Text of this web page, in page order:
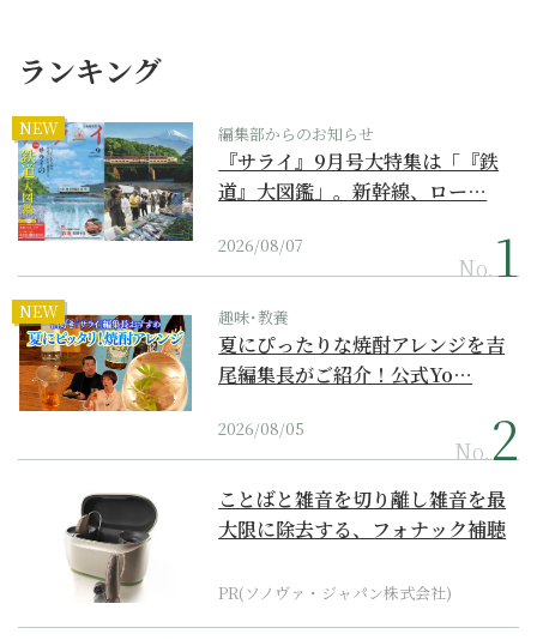
ランキング
NEW 編集部からのお知らせ
『サライ』9月号大特集は「『鉄
道』大図鑑」。新幹線、ロー…
2026/08/07
No.
NEW 趣味･教養
夏にぴったりな焼酎アレンジを吉
尾編集長がご紹介！公式Yo…
2026/08/05
No.
ことばと雑音を切り離し雑音を最
大限に除去する、フォナック補聴
PR(ソノヴァ・ジャパン株式会社)